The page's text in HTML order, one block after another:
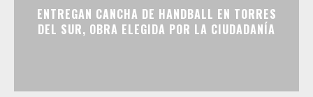
ENTREGAN CANCHA DE HANDBALL EN TORRES
DEL SUR, OBRA ELEGIDA POR LA CIUDADANÍA